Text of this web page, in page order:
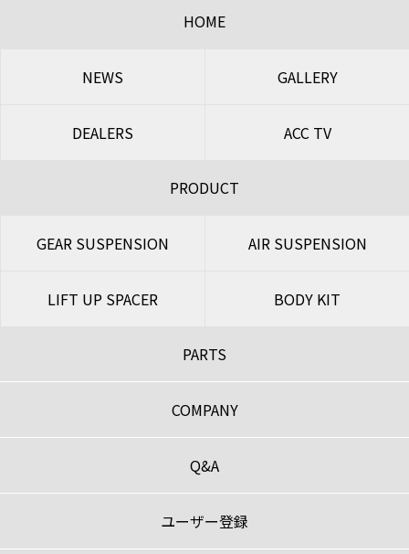
HOME
NEWS GALLERY
DEALERS ACC TV
PRODUCT
GEAR SUSPENSION AIR SUSPENSION
LIFT UP SPACER BODY KIT
PARTS
COMPANY
Q&A
ユーザー登録